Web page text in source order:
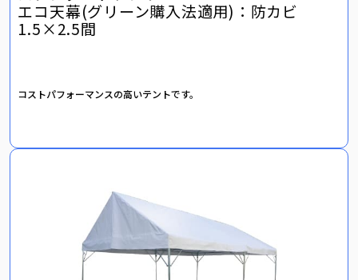
エコ天幕(グリーン購入法適用)：防カビ
1.5×2.5間
コストパフォーマンスの高いテントです。